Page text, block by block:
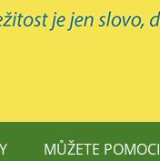
MŮŽETE POMOCI